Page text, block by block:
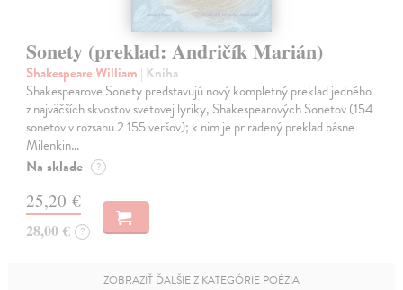
Sonety (preklad: Andričík Marián)
Shakespeare William | Kniha
Shakespearove Sonety predstavujú nový kompletný preklad jedného
z najväčších skvostov svetovej lyriky, Shakespearových Sonetov (154
sonetov v rozsahu 2 155 veršov); k nim je priradený preklad básne
Milenkin…
Na sklade ?
25,20 €
28,00 € ?
ZOBRAZIŤ ĎALŠIE Z KATEGÓRIE POÉZIA